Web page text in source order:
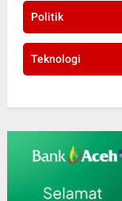
Politik
Teknologi